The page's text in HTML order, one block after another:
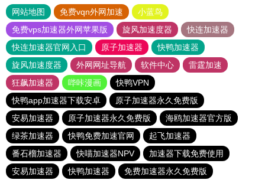
网站地图 免费vqn外网加速
小蓝鸟
免费vps加速器外网苹果版
旋风加速度器
快连加速器
快连加速器官网入口
原子加速器
快鸭加速器
旋风加速度器
外网网址导航 软件中心
雷霆加速
狂飙加速器
哔咔漫画
快鸭VPN
快鸭app加速器下载安卓
原子加速器永久免费版
安易加速器
原子加速器永久免费版
海鸥加速器官方版
绿茶加速器
快鸭免费加速官网
起飞加速器
番石榴加速器
快喵加速器NPV
加速器下载免费使用
安易加速器
快鸭加速器
免费加速器永久免费版